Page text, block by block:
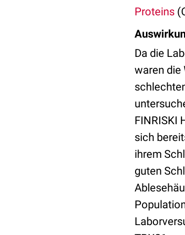
Proteins
Da die
waren die
FINRISKI
sich
ihrem
guten